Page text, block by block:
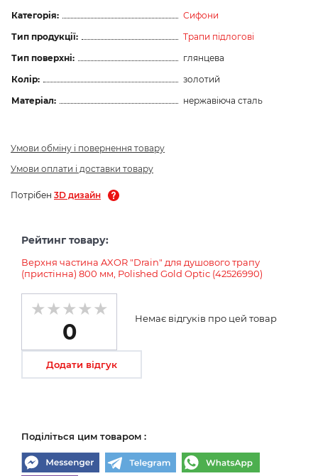
Категорія:
Сифони
Тип продукції:
Трапи підлогові
Тип поверхні:
глянцева
Колір:
золотий
Матеріал:
нержавіюча сталь
Умови обміну і повернення товару
Умови оплати і доставки товару
Потрібен 3D дизайн
Рейтинг товару:
Верхня частина AXOR "Drain" для душового трапу
(пристінна) 800 мм, Polished Gold Optic (42526990)
0
Немає відгуків про цей товар
Додати відгук
Поділіться цим товаром :